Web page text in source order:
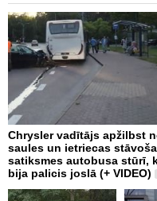
Chrysler vadītājs apžilbst
saules un ietriecas stāvoša
satiksmes autobusa stūrī,
bija palicis joslā (+ VIDEO)